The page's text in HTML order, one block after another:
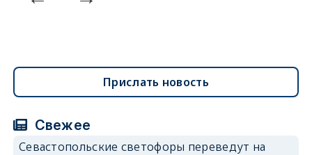
Прислать новость
Свежее
Севастопольские светофоры переведут на